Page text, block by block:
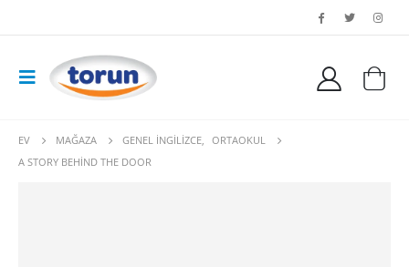
EV MAĞAZA GENEL İNGILIZCE, ORTAOKUL
A STORY BEHIND THE DOOR